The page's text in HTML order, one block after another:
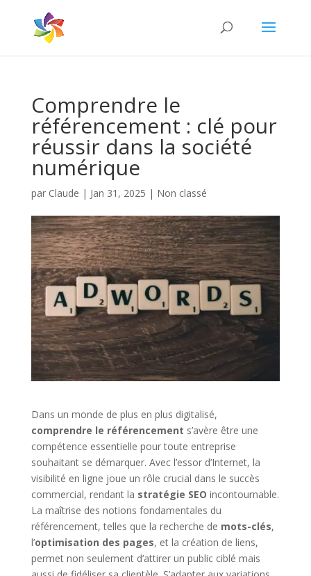
Comprendre le
référencement : clé pour
réussir dans la société
numérique
par Claude | Jan 31, 2025 | Non classé
Dans un monde de plus en plus digitalisé,
comprendre le référencement s’avère être une
compétence essentielle pour toute entreprise
souhaitant se démarquer. Avec l’essor d’Internet, la
visibilité en ligne joue un rôle crucial dans le succès
commercial, rendant la stratégie SEO incontournable.
La maîtrise des notions fondamentales du
référencement, telles que la recherche de mots-clés,
l’optimisation des pages, et la création de liens,
permet non seulement d’attirer un public ciblé mais